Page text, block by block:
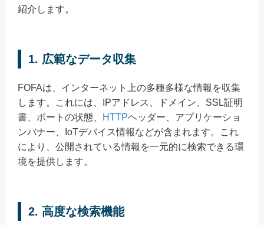
紹介します。
1. 広範なデータ収集
FOFAは、インターネット上の多種多様な情報を収集
します。これには、IPアドレス、ドメイン、SSL証明
書、ポートの状態、
HTTPヘッダー、アプリケーショ
ンバナー、IoTデバイス情報などが含まれます。これ
により、公開されている情報を一元的に検索できる環
境を提供します。
2. 高度な検索機能